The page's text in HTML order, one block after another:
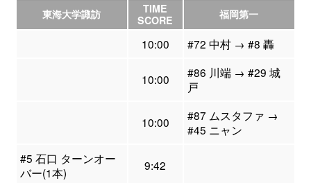
東海大学諏訪
TIME
SCORE
福岡第一
10:00 #72 中村 → #8 轟
10:00
#86 川端 → #29 城
戸
10:00
#87 ムスタファ →
#45 ニャン
#5 石口 ターンオー
バー(1本)
9:42